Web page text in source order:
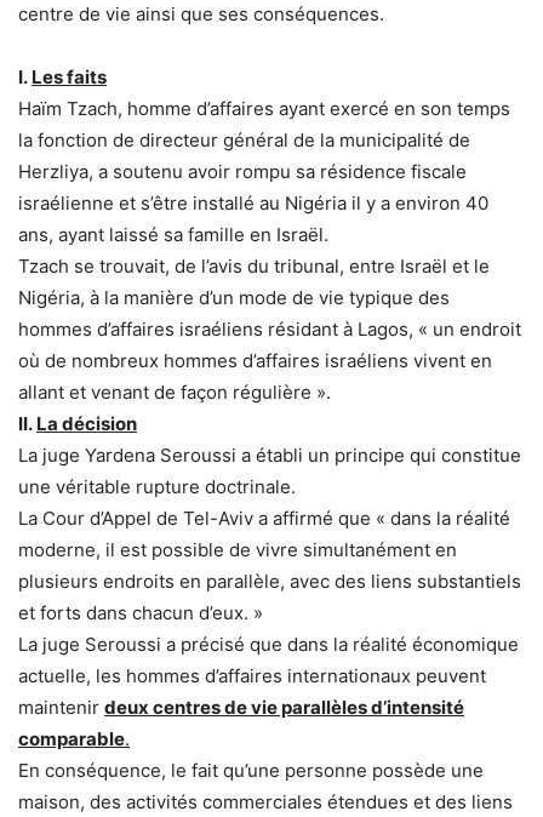
centre de vie ainsi que ses conséquences.
I. Les faits
Haïm Tzach, homme d’affaires ayant exercé en son temps
la fonction de directeur général de la municipalité de
Herzliya, a soutenu avoir rompu sa résidence fiscale
israélienne et s’être installé au Nigéria il y a environ 40
ans, ayant laissé sa famille en Israël.
Tzach se trouvait, de l’avis du tribunal, entre Israël et le
Nigéria, à la manière d’un mode de vie typique des
hommes d’affaires israéliens résidant à Lagos, « un endroit
où de nombreux hommes d’affaires israéliens vivent en
allant et venant de façon régulière ».
II. La décision
La juge Yardena Seroussi a établi un principe qui constitue
une véritable rupture doctrinale.
La Cour d’Appel de Tel-Aviv a affirmé que « dans la réalité
moderne, il est possible de vivre simultanément en
plusieurs endroits en parallèle, avec des liens substantiels
et forts dans chacun d’eux. »
La juge Seroussi a précisé que dans la réalité économique
actuelle, les hommes d’affaires internationaux peuvent
maintenir deux centres de vie parallèles d’intensité
comparable.
En conséquence, le fait qu’une personne possède une
maison, des activités commerciales étendues et des liens